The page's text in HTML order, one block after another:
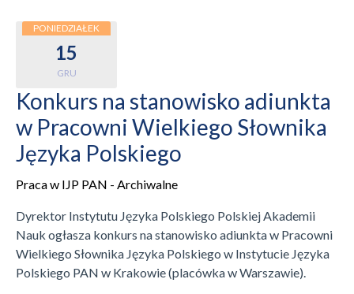
PONIEDZIAŁEK
15
GRU
Konkurs na stanowisko adiunkta
w Pracowni Wielkiego Słownika
Języka Polskiego
Praca w IJP PAN - Archiwalne
Dyrektor Instytutu Języka Polskiego Polskiej Akademii
Nauk ogłasza konkurs na stanowisko adiunkta w Pracowni
Wielkiego Słownika Języka Polskiego w Instytucie Języka
Polskiego PAN w Krakowie (placówka w Warszawie).